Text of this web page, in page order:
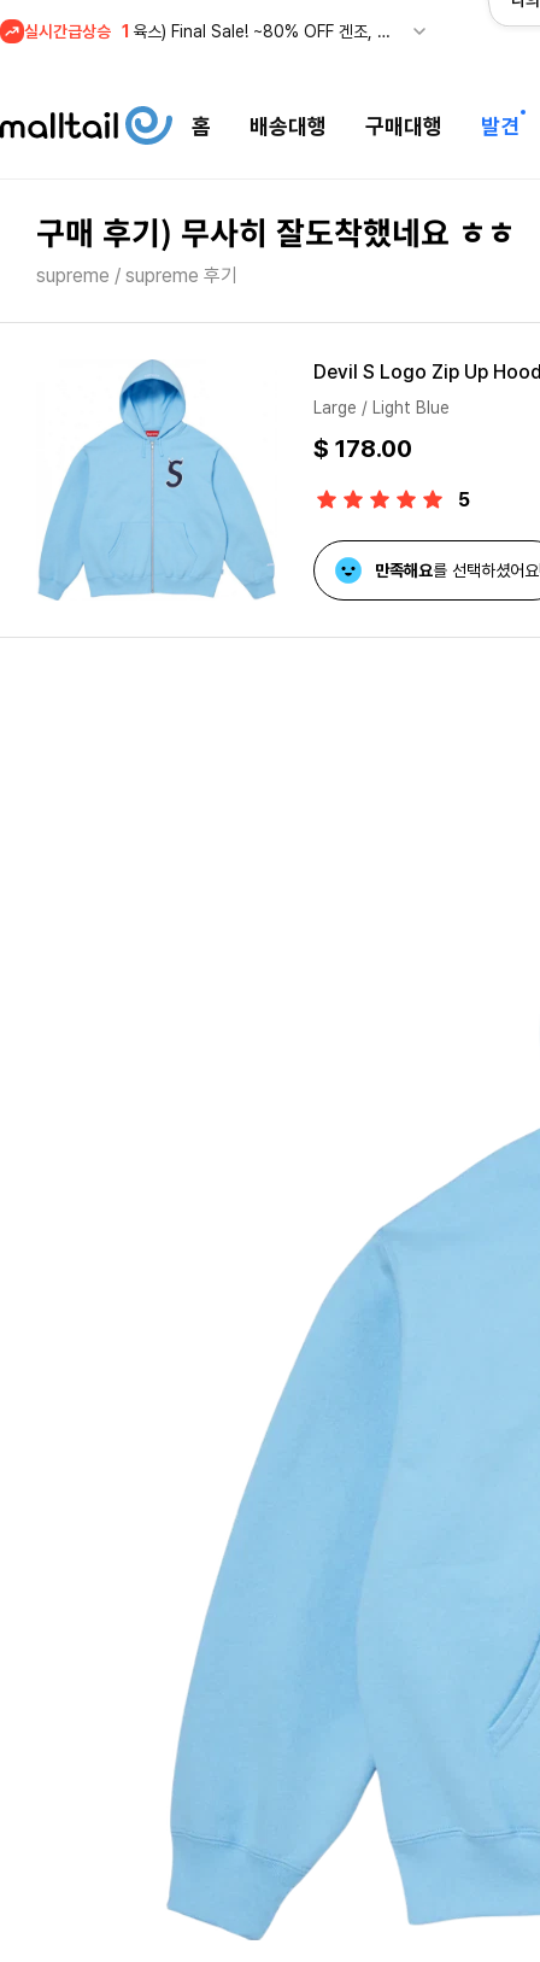
실시간급상승 1
4
스윔아울렛 25% 이상 할인! 수영복·수영용품 특가
홈 배송대행 구매대행 발견
구매 후기) 무사히 잘도착했네요 ㅎㅎ
supreme / supreme 후기
Devil S Logo Zip Up
Large / Light Blue
$ 178.00
5
만족해요를 선택하셨어